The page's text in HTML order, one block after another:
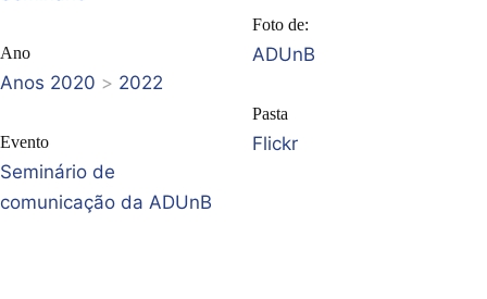
Ano
Anos 2020 > 2022
Evento
Seminário de
comunicação da ADUnB
Foto de:
ADUnB
Pasta
Flickr